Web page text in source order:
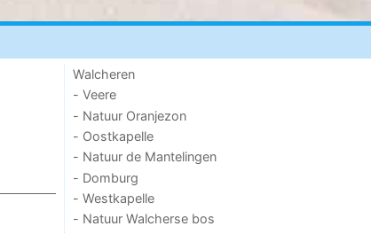
Walcheren
- Veere
- Natuur Oranjezon
- Oostkapelle
- Natuur de Mantelingen
- Domburg
- Westkapelle
- Natuur Walcherse bos